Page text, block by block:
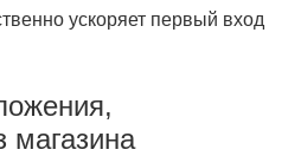
ускоряет первый вход
магазина